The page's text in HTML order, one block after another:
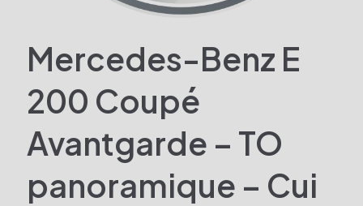
Mercedes-Benz E
200 Coupé
Avantgarde – TO
panoramique – Cui